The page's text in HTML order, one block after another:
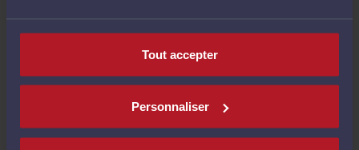
Tout accepter
Personnaliser
STATISTIQUES DU MINISTÈRE DE LA JUSTICE SUR LES MARIAGES,
PACS ET DIVORCES
Le Ministère de la Justice a publié l'évolution statistique des mariages et des
divorces. Il en ressort que le nombre des mariages baisse, que les PACS
s'envolent et que si les divorces continuent d'augmenter ils sont plus
consensuels. Dans la mesure ou le divorce pour faute a perdu nombre de ses
avantages financiers, il n'est pas étonnant qu'il soit en ...Lire la suite >